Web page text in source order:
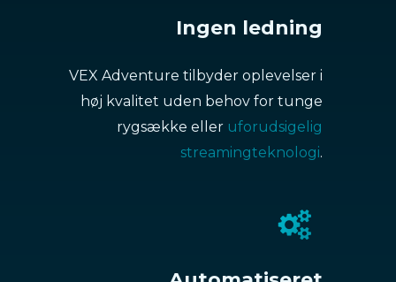
Ingen ledning
VEX Adventure tilbyder oplevelser i
høj kvalitet uden behov for tunge
rygsække eller uforudsigelig
streamingteknologi.